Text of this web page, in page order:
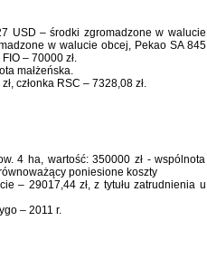
USD – środki zgromadzone w walucie
w walucie obcej, Pekao SA 845
– 70000 zł.
małżeńska.
członka RSC – 7328,08 zł.
4 ha, wartość: 350000 zł - wspólnota
poniesione koszty
– 29017,44 zł, z tytułu zatrudnienia u
– 2011 r.